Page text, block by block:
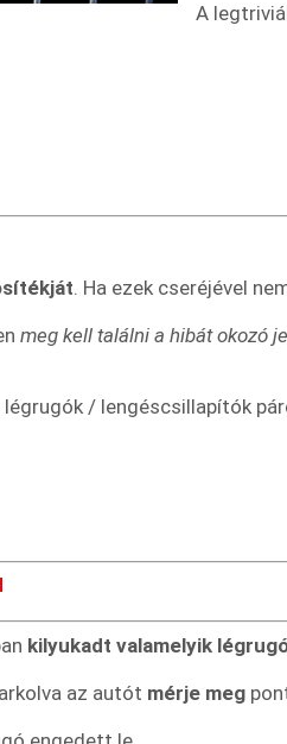
A
. Ha ezek cseréjével
meg kell találni a hibát okozó
légrugók / lengéscsillapítók
kilyukadt valamelyik
az autót mérje meg